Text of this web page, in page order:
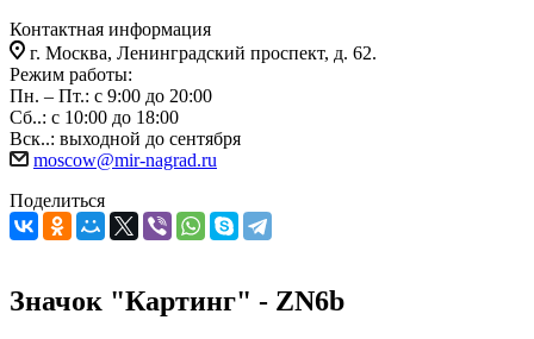
Контактная информация
г. Москва, Ленинградский проспект, д. 62.
Режим работы:
Пн. – Пт.: с 9:00 до 20:00
Сб..: с 10:00 до 18:00
Вск..: выходной до сентября
moscow@mir-nagrad.ru
Поделиться
Значок "Картинг" - ZN6b